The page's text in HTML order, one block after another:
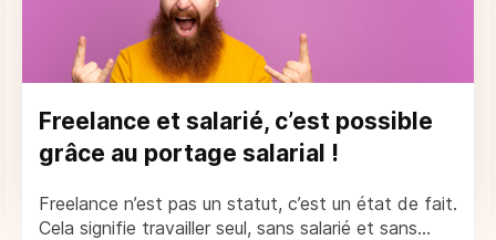
Freelance et salarié, c’est possible
grâce au portage salarial !
Freelance n’est pas un statut, c’est un état de fait.
Cela signifie travailler seul, sans salarié et sans...